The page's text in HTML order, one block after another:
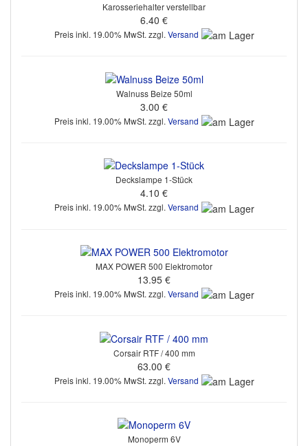
Karosseriehalter verstellbar
6.40 €
Preis inkl. 19.00% MwSt. zzgl. Versand
Walnuss Beize 50ml
3.00 €
Preis inkl. 19.00% MwSt. zzgl. Versand
Deckslampe 1-Stück
4.10 €
Preis inkl. 19.00% MwSt. zzgl. Versand
MAX POWER 500 Elektromotor
13.95 €
Preis inkl. 19.00% MwSt. zzgl. Versand
Corsair RTF / 400 mm
63.00 €
Preis inkl. 19.00% MwSt. zzgl. Versand
Monoperm 6V